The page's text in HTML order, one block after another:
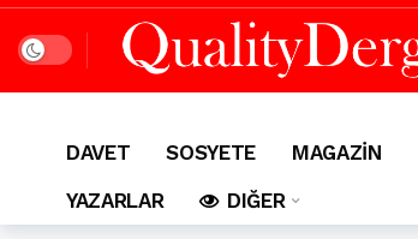
Dark mode
DAVET SOSYETE MAGAZİN
YAZARLAR
DIĞER